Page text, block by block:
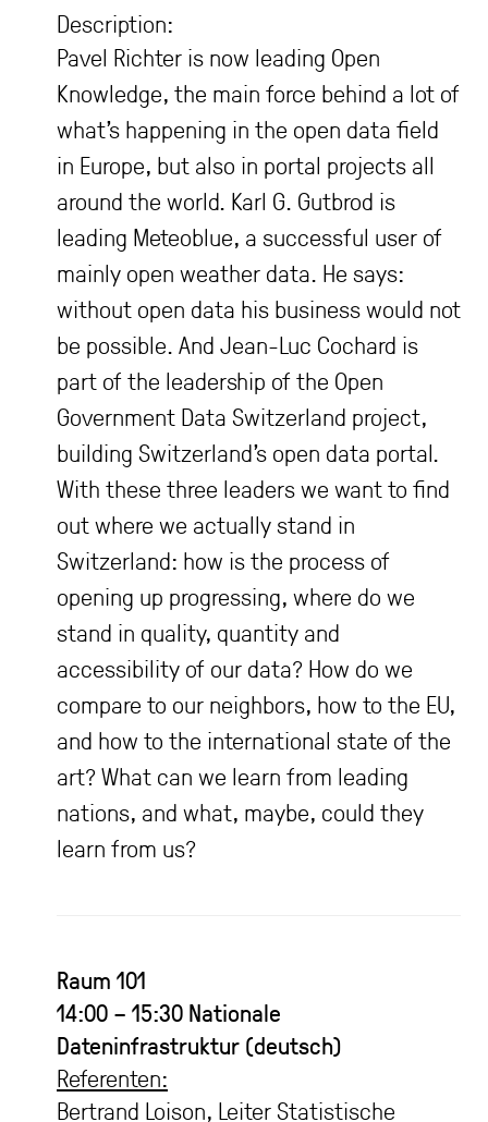
Description:
Pavel Richter is now leading Open
Knowledge, the main force behind a lot of
what’s happening in the open data field
in Europe, but also in portal projects all
around the world. Karl G. Gutbrod is
leading Meteoblue, a successful user of
mainly open weather data. He says:
without open data his business would not
be possible. And Jean-Luc Cochard is
part of the leadership of the Open
Government Data Switzerland project,
building Switzerland’s open data portal.
With these three leaders we want to find
out where we actually stand in
Switzerland: how is the process of
opening up progressing, where do we
stand in quality, quantity and
accessibility of our data? How do we
compare to our neighbors, how to the EU,
and how to the international state of the
art? What can we learn from leading
nations, and what, maybe, could they
learn from us?
Raum 101
14:00 – 15:30 Nationale
Dateninfrastruktur (deutsch)
Referenten:
Bertrand Loison, Leiter Statistische